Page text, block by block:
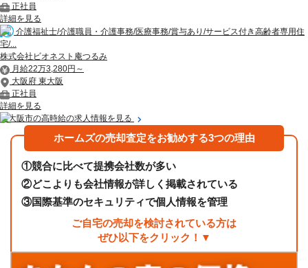
正社員
詳細を見る
介護福祉士/介護職員・介護事務/医療事務/賞与あり/サービス付き高齢者専用住
宅/...
株式会社ビオネスト庵つるみ
月給22万3,280円～
大阪府 東大阪
正社員
詳細を見る
東大阪市の高時給の求人情報を見る
ホームズの売却査定をお勧めする3つの理由
①競合に比べて提携会社数が多い
②どこよりも会社情報が詳しく掲載されている
③国際基準のセキュリティで個人情報を管理
ご自宅の売却を検討されている方は
ぜひ以下をクリック！▼